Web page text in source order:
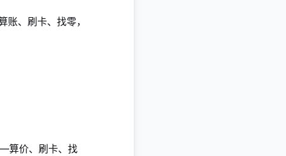
、刷卡、找零，
算价、刷卡、找